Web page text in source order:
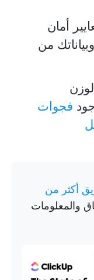
أمان
من
فجوات
أكثر من
والمعلومات